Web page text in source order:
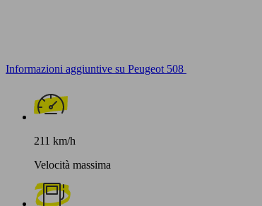
Informazioni aggiuntive su Peugeot 508
211 km/h
Velocità massima